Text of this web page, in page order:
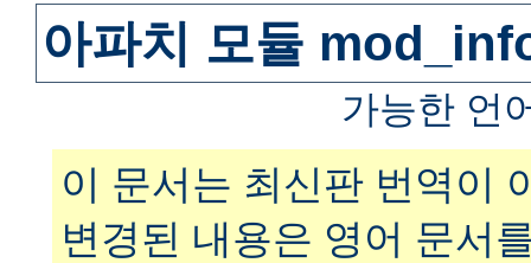
아파치 모듈
가능한 언
이 문서는 최신판 번역이
변경된 내용은 영어 문서